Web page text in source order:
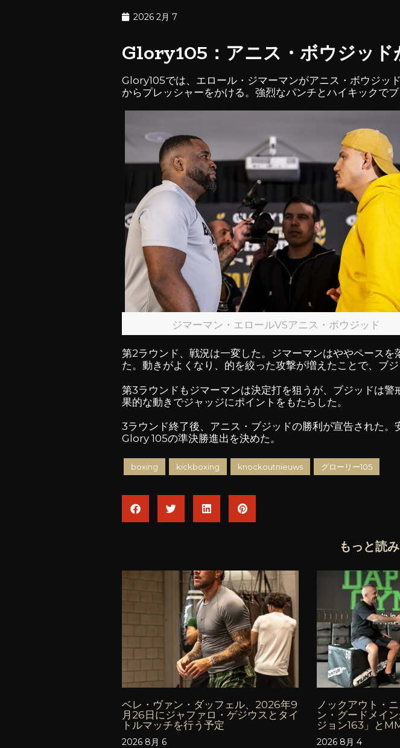
2026 2月 7
Glory105：アニス・ボウジッド
Glory105では、エロール・ジマーマンがアニス・ボウジッ
からプレッシャーをかける。強烈なパンチとハイキックで
ジマーマン・エロールVSアニス・ボウジッド
第2ラウンド、戦況は一変した。ジマーマンはややペース
た。動きがよくなり、的を絞った攻撃が増えたことで、ブ
第3ラウンドもジマーマンは決定打を狙うが、ブジッドは
果的な動きでジャッジにポイントをもたらした。
3ラウンド終了後、アニス・ブジッドの勝利が宣告された
Glory 105の準決勝進出を決めた。
boxing kickboxing knockoutnieuws グローリー105
もっと読
ベレ・ヴァン・ダッフェル、2026年9
月26日にジャファロ・ゲジウスとタイ
トルマッチを行う予定
2026 8月 6
ノックアウト・
ン・グードメイ
ジョン163」と
2026 8月 4